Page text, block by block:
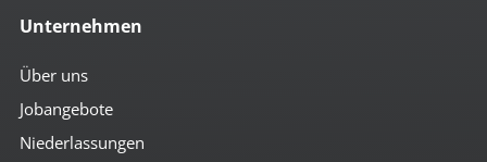
Unternehmen
Über uns
Jobangebote
Niederlassungen